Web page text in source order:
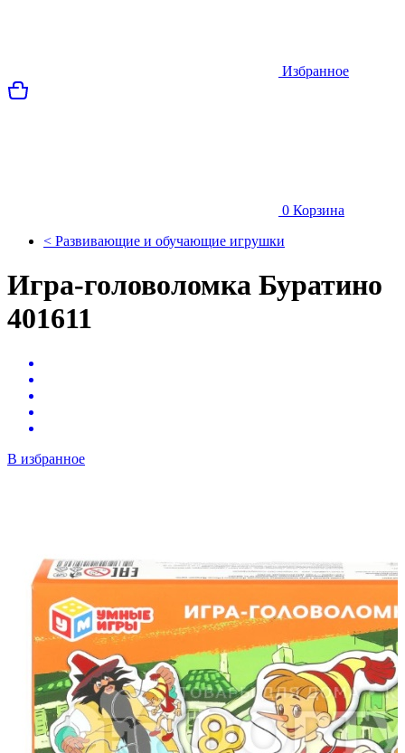
Избранное
0 Корзина
< Развивающие и обучающие игрушки
Игра-головоломка Буратино
401611
В избранное